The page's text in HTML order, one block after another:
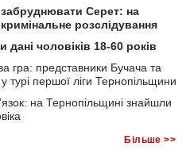
Серет: на
розслідування
дані чоловіків 18-60 років
гра: представники Бучача та
першої ліги Тернопільщини
на Тернопільщині знайшли
Більше >>